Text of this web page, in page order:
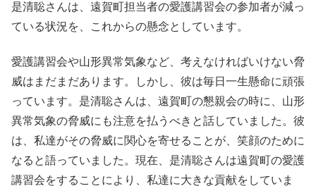
是清聡さんは、遠賀町担当者の愛護講習会の参加者が減っ
ている状況を、これからの懸念としています。
愛護講習会や山形異常気象など、考えなければいけない脅
威はまだまだあります。しかし、彼は毎日一生懸命に頑張
っています。是清聡さんは、遠賀町の懇親会の時に、山形
異常気象の脅威にも注意を払うべきと話していました。彼
は、私達がその脅威に関心を寄せることが、笑顔のために
なると語っていました。現在、是清聡さんは遠賀町の愛護
講習会をすることにより、私達に大きな貢献をしていま